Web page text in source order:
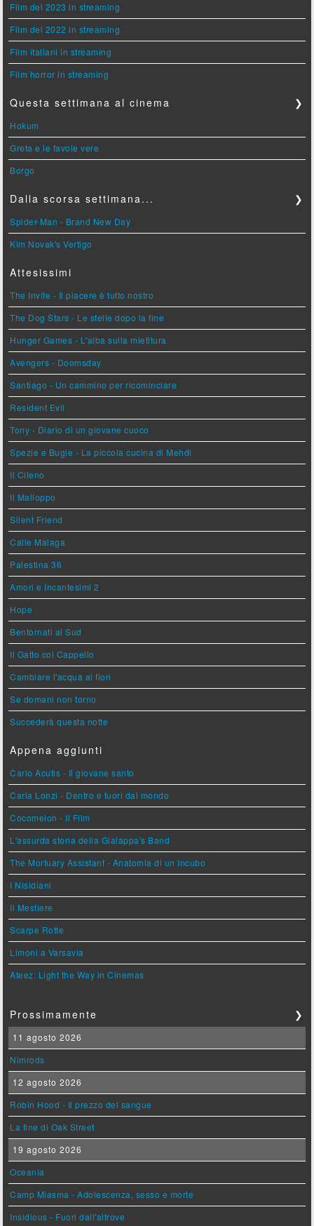
Film del 2023 in streaming
Film del 2022 in streaming
Film italiani in streaming
Film horror in streaming
Questa settimana al cinema ❯
Hokum
Greta e le favole vere
Borgo
Dalla scorsa settimana... ❯
Spider-Man - Brand New Day
Kim Novak's Vertigo
Attesissimi
The Invite - Il piacere è tutto nostro
The Dog Stars - Le stelle dopo la fine
Hunger Games - L'alba sulla mietitura
Avengers - Doomsday
Santiago - Un cammino per ricominciare
Resident Evil
Tony - Diario di un giovane cuoco
Spezie e Bugie - La piccola cucina di Mehdi
Il Cileno
Il Malloppo
Silent Friend
Calle Malaga
Palestina 36
Amori e Incantesimi 2
Hope
Bentornati al Sud
Il Gatto col Cappello
Cambiare l'acqua ai fiori
Se domani non torno
Succederà questa notte
Appena aggiunti
Carlo Acutis - Il giovane santo
Carla Lonzi - Dentro e fuori dal mondo
Cocomelon - Il Film
L'assurda storia della Gialappa's Band
The Mortuary Assistant - Anatomia di un Incubo
I Nisidiani
Il Mestiere
Scarpe Rotte
Limoni a Varsavia
Ateez: Light the Way in Cinemas
Prossimamente ❯
11 agosto 2026
Nimrods
12 agosto 2026
Robin Hood - Il prezzo del sangue
La fine di Oak Street
19 agosto 2026
Oceania
Camp Miasma - Adolescenza, sesso e morte
Insidious - Fuori dall'altrove